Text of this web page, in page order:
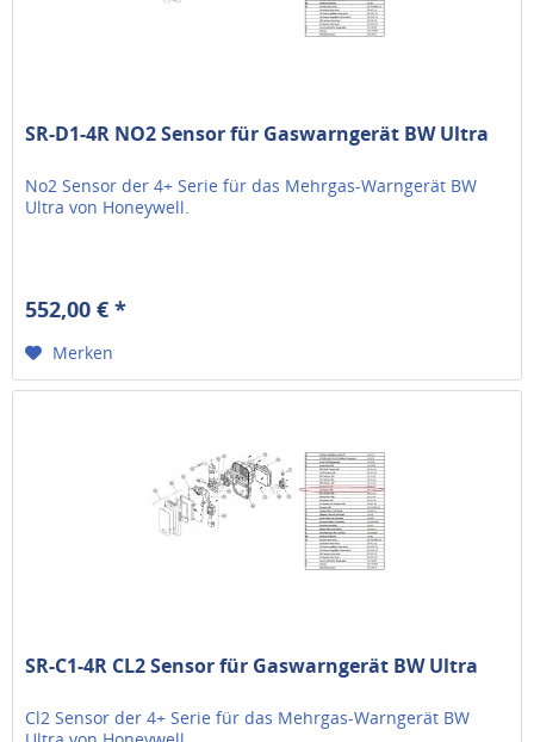
SR-D1-4R NO2 Sensor für Gaswarngerät BW Ultra
No2 Sensor der 4+ Serie für das Mehrgas-Warngerät BW
Ultra von Honeywell.
552,00 € *
Merken
SR-C1-4R CL2 Sensor für Gaswarngerät BW Ultra
Cl2 Sensor der 4+ Serie für das Mehrgas-Warngerät BW